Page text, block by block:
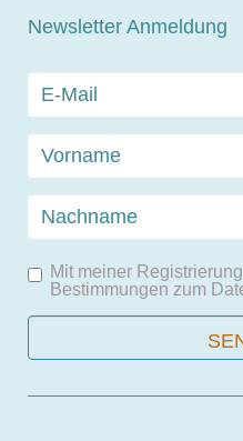
Newsletter Anmeldung
Mit meiner
Bestimmungen zum